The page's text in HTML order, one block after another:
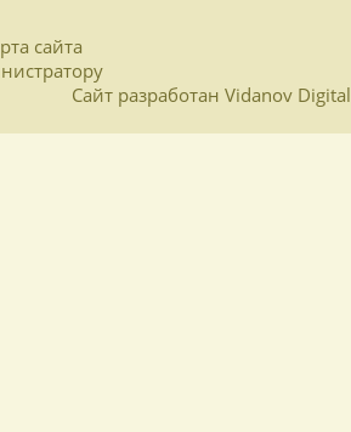
сайта
Сайт разработан Vidanov Digital